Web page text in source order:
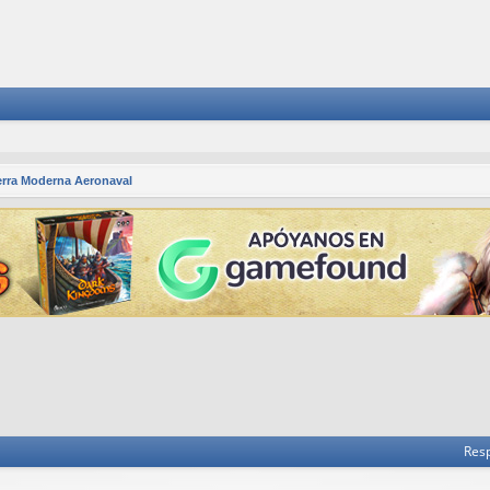
Moderna Aeronaval